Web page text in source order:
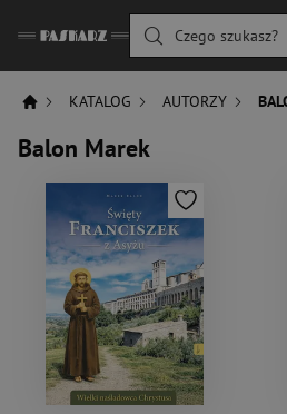
Czego szukasz?
KATALOG AUTORZY
Balon Marek